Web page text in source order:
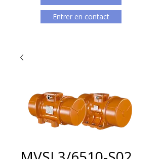
Entrer en contact